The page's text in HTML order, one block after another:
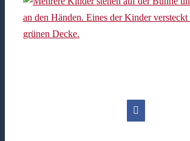
Facebook